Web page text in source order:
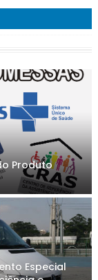
Produto
Especial